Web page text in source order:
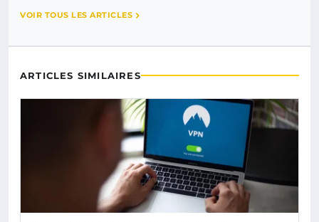
VOIR TOUS LES ARTICLES
ARTICLES SIMILAIRES